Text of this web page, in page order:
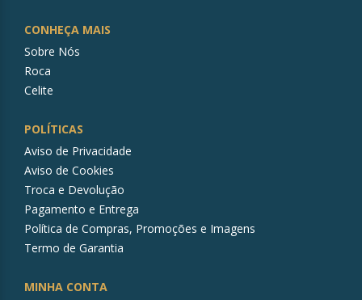
CONHEÇA MAIS
Sobre Nós
Roca
Celite
POLÍTICAS
Aviso de Privacidade
Aviso de Cookies
Troca e Devolução
Pagamento e Entrega
Política de Compras, Promoções e Imagens
Termo de Garantia
MINHA CONTA